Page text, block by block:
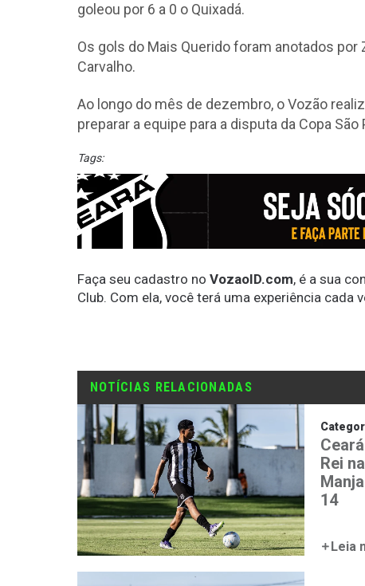
goleou por 6 a 0 o Quixadá.
Os gols do Mais Querido foram anotados por
Carvalho.
Ao longo do mês de dezembro, o Vozão
preparar a equipe para a disputa da Copa
Tags:
Faça seu cadastro no VozaoID.com, é a sua
Club. Com ela, você terá uma experiência cada
NOTÍCIAS RELACIONADAS
Rei
14
Leia